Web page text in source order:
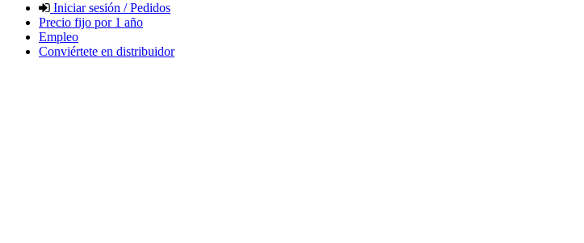
Iniciar sesión / Pedidos
Precio fijo por 1 año
Empleo
Conviértete en distribuidor